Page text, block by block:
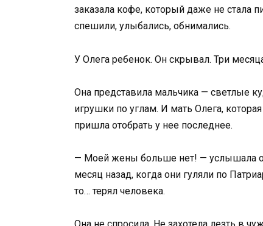
заказала кофе, который даже не стала
спешили, улыбались, обнимались.
У Олега ребенок. Он скрывал. Три
Она представила мальчика — светлые
игрушки по углам. И мать Олега,
пришла отобрать у нее последнее.
— Моей жены больше нет! — услышала
месяц назад, когда они гуляли по
то… терял человека.